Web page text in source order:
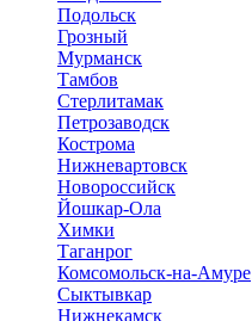
Подольск
Грозный
Мурманск
Тамбов
Стерлитамак
Петрозаводск
Кострома
Нижневартовск
Новороссийск
Йошкар-Ола
Химки
Таганрог
Комсомольск-на-Амуре
Сыктывкар
Нижнекамск